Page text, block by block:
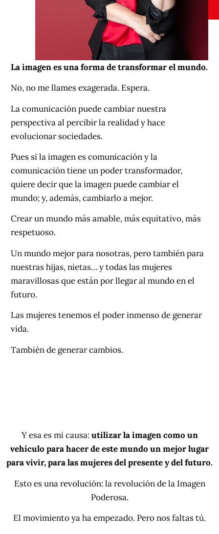
La imagen es una forma de transformar el mundo.
No, no me llames exagerada. Espera.
La comunicación puede cambiar nuestra
perspectiva al percibir la realidad y hace
evolucionar sociedades.
Pues si la imagen es comunicación y la
comunicación tiene un poder transformador,
quiere decir que la imagen puede cambiar el
mundo; y, además, cambiarlo a mejor.
Crear un mundo más amable, más equitativo, más
respetuoso.
Un mundo mejor para nosotras, pero también para
nuestras hijas, nietas… y todas las mujeres
maravillosas que están por llegar al mundo en el
futuro.
Las mujeres tenemos el poder inmenso de generar
vida.
También de generar cambios.
Y esa es mi causa: utilizar la imagen como un
vehículo para hacer de este mundo un mejor lugar
para vivir, para las mujeres del presente y del futuro.
Esto es una revolución: la revolución de la Imagen
Poderosa.
El movimiento ya ha empezado. Pero nos faltas tú.